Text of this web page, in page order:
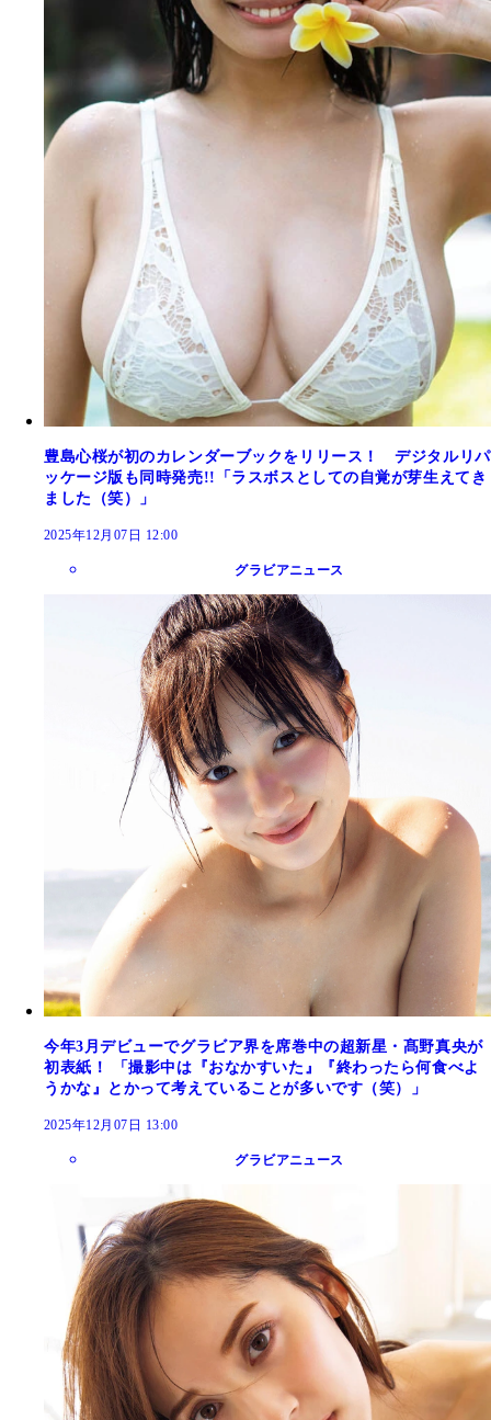
豊島心桜が初のカレンダーブックをリリース！ デジタルリパ
ッケージ版も同時発売!!「ラスボスとしての自覚が芽生えてき
ました（笑）」
2025年12月07日 12:00
グラビアニュース
今年3月デビューでグラビア界を席巻中の超新星・髙野真央が
初表紙！ 「撮影中は『おなかすいた』『終わったら何食べよ
うかな』とかって考えていることが多いです（笑）」
2025年12月07日 13:00
グラビアニュース